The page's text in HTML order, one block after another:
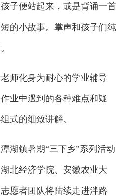
子便站起来，或是背诵一首
的小故事。掌声和孩子们纯
化身为耐心的学业辅导
业中遇到的各种难点和疑
式的细致讲解。
镇暑期“三下乡”系列活动
北经济学院、安徽农业大
愿者团队将陆续走进泮路